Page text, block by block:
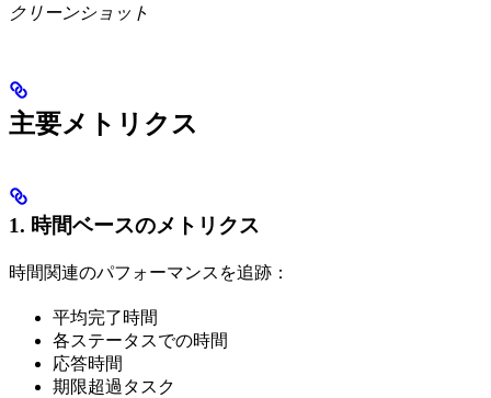
クリーンショット
主要メトリクス
1. 時間ベースのメトリクス
時間関連のパフォーマンスを追跡：
平均完了時間
各ステータスでの時間
応答時間
期限超過タスク